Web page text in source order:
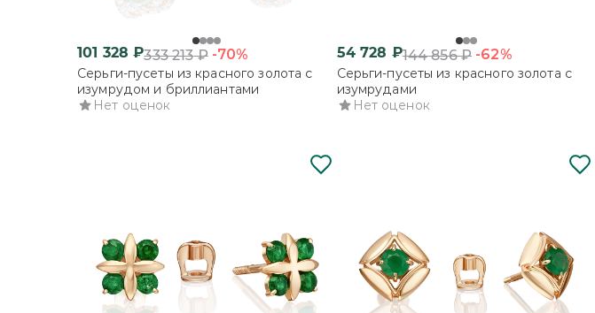
101 328 ₽333 213₽ -70%
Серьги-пусеты из красного золота с
изумрудом и бриллиантами
Нет оценок
54 728 ₽144 856₽ -62%
Серьги-пусеты из красного золота с
изумрудами
Нет оценок